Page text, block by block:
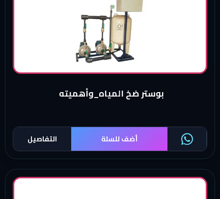
بوستر ضخ المياه_وأهميته
التفاصيل أضف للسلة